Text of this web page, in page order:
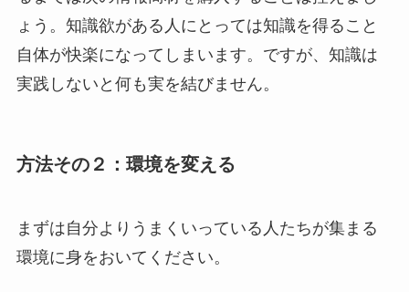
ょう。知識欲がある人にとっては知識を得ること
自体が快楽になってしまいます。ですが、知識は
実践しないと何も実を結びません。
方法その２：環境を変える
まずは自分よりうまくいっている人たちが集まる
環境に身をおいてください。